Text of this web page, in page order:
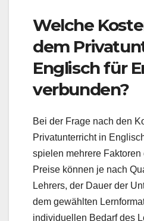
Welche
dem
Englisch für
verbunden?
Bei der Frage nach den
Privatunterricht in
spielen mehrere
Preise können je nach
Lehrers, der Dauer der
dem gewählten
individuellen Bedarf des